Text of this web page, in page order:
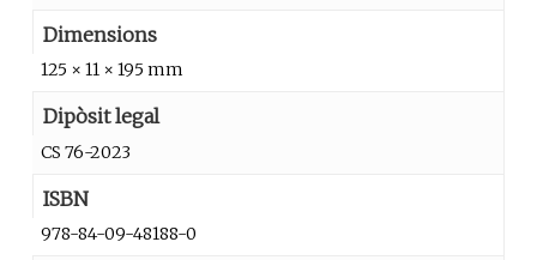
Dimensions
125 × 11 × 195 mm
Dipòsit legal
CS 76-2023
ISBN
978-84-09-48188-0